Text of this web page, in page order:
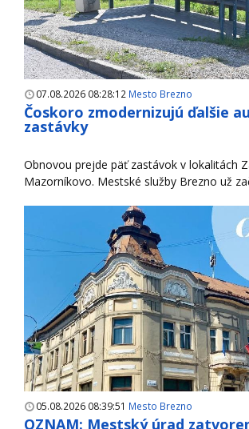
07.08.2026 08:28:12 Mesto Brezno
Čoskoro zmodernizujú ďalšie
zastávky
Obnovou prejde päť zastávok v lokalitách
Mazorníkovo. Mestské služby Brezno už
05.08.2026 08:39:51 Mesto Brezno
OZNAM: Mestský úrad